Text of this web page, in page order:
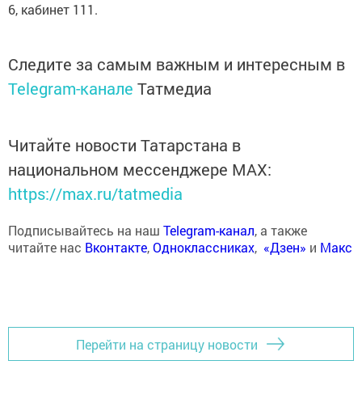
6, кабинет 111.
Следите за самым важным и интересным в
Telegram-канале Татмедиа
Читайте новости Татарстана в
национальном мессенджере MАХ:
https://max.ru/tatmedia
Подписывайтесь на наш Telegram-канал, а также
читайте нас Вконтакте,Одноклассниках, «Дзен» и Макс
Перейти на страницу новости